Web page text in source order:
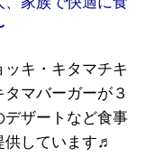
キ・キタマチキ
マバーガーが３
ザートなど食事
供しています♬